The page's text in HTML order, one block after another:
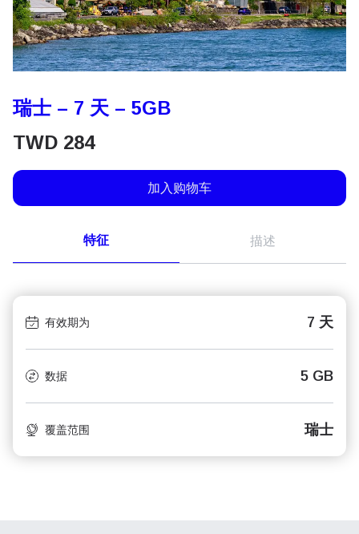
瑞士 – 7 天 – 5GB
TWD 284
加入购物车
特征 描述
有效期为 7 天
数据 5 GB
覆盖范围 瑞士